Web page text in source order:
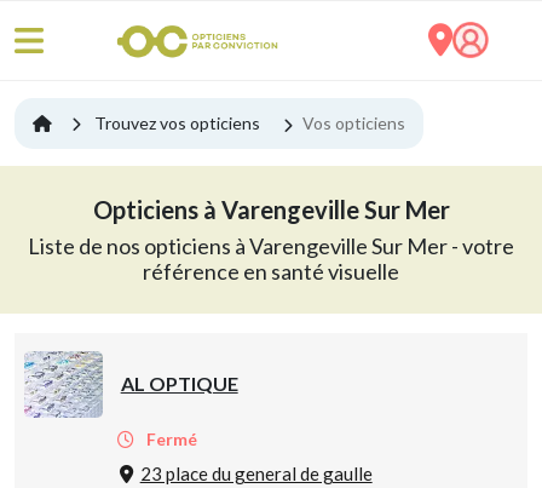
Trouvez vos opticiens Vos opticiens
Opticiens à Varengeville Sur Mer
Liste de nos opticiens à Varengeville Sur Mer - votre
référence en santé visuelle
AL OPTIQUE
Fermé
23 place du general de gaulle